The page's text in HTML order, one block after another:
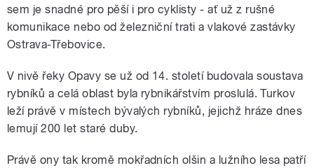
sem je snadné pro pěší i pro cyklisty - ať už z rušné
komunikace nebo od železniční trati a vlakové zastávky
Ostrava-Třebovice.
V nivě řeky Opavy se už od 14. století budovala soustava
rybníků a celá oblast byla rybnikářstvím proslulá. Turkov
leží právě v místech bývalých rybníků, jejichž hráze dnes
lemují 200 let staré duby.
Právě ony tak kromě mokřadních olšin a lužního lesa patří